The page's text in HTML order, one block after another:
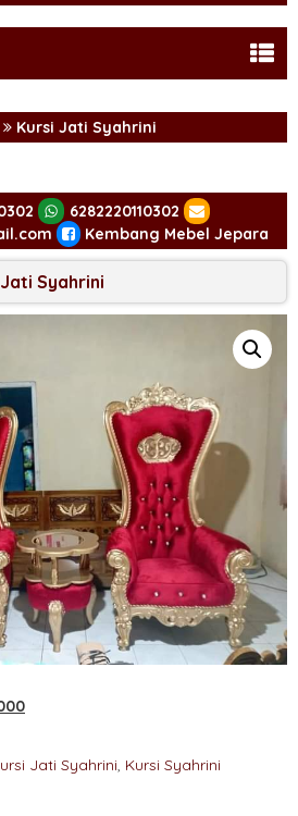
Kursi Jati Syahrini
6282220110302
Kembang Mebel Jepara
Syahrini
Harga
adalah:
Jati Syahrini, Kursi Syahrini